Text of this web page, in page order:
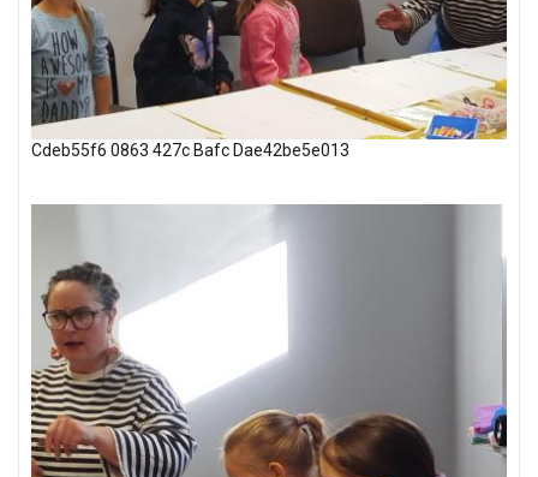
Cdeb55f6 0863 427c Bafc Dae42be5e013